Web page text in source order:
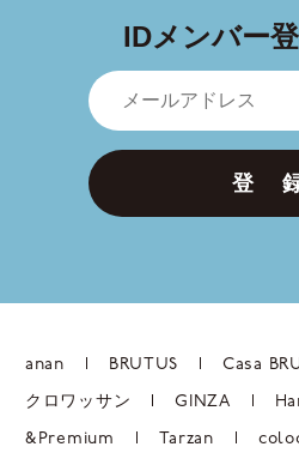
IDメンバー
登
anan BRUTUS Casa
クロワッサン GINZA
&Premium Tarzan